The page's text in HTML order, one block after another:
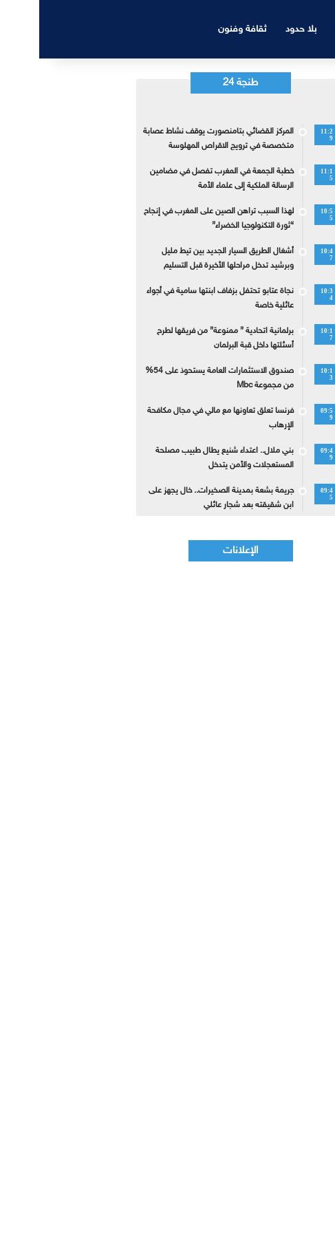
بلا حدود ثقافة وفنون
طنجة 24
11:2
9
المركز القضائي بتامنصورت يوقف نشاط عصابة
متخصصة في ترويج الاقراص المهلوسة
11:1
5
خطبة الجمعة في المغرب تفصل في مضامين
الرسالة الملكية إلى علماء الأمة
10:5
5
لهذا السبب تراهن الصين على المغرب في إنجاح
“ثورة التكنولوجيا الخضراء”
10:4
7
أشغال الطريق السيار الجديد بين تيط مليل
وبرشيد تدخل مراحلها الأخيرة قبل التسليم
10:3
4
نجاة عتابو تحتفل بزفاف ابنتها سامية في أجواء
عائلية خاصة
10:1
7
برلمانية اتحادية ” ممنوعة” من فريقها لطرح
أسئلتها داخل قبة البرلمان
10:1
3
صندوق الاستثمارات العامة يستحوذ على 54%
من مجموعة Mbc
09:5
9
فرنسا تعلق تعاونها مع مالي في مجال مكافحة
الإرهاب
09:4
9
بني ملال.. اعتداء شنيع يطال طبيب مصلحة
المستعجلات والأمن يتدخل
09:4
5
جريمة بشعة بمدينة الصخيرات.. خال يجهز على
ابن شقيقته بعد شجار عائلي
الإعلانات